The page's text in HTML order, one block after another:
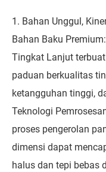
1. Bahan Unggul,
Bahan Baku
Tingkat Lanjut
paduan berkualitas
ketangguhan tinggi,
Teknologi
proses pengerolan
dimensi dapat
halus dan tepi bebas